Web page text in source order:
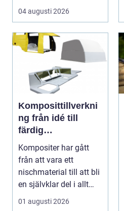
visdomstand svulln...
04 augusti 2026
Komposittillverkni
ng från idé till
färdig
högpresterande
produkt
Kompositer har gått
från att vara ett
nischmaterial till att bli
en självklar del i allt
från vindkr...
01 augusti 2026